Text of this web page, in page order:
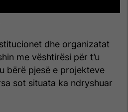
dhe organizatat
me vështirësi për t’u
bërë pjesë e projekteve
sot situata ka ndryshuar